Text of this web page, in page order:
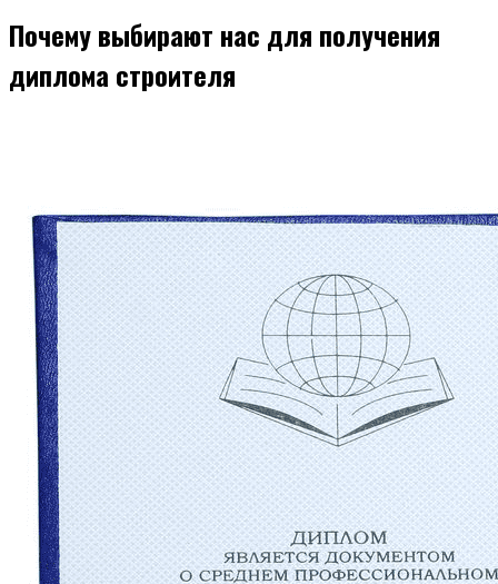
Почему выбирают нас для получения
диплома строителя